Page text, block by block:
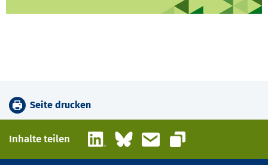
Seite drucken
Inhalte teilen LinkedInBlueskyE-Mail
Link kopieren